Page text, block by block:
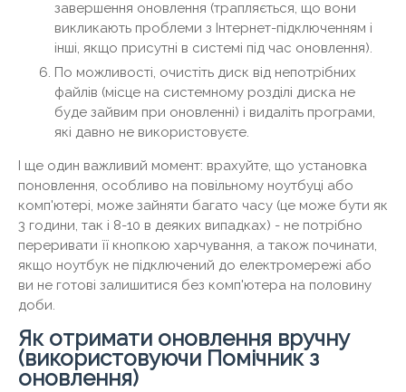
завершення оновлення (трапляється, що вони
викликають проблеми з Інтернет-підключенням і
інші, якщо присутні в системі під час оновлення).
По можливості, очистіть диск від непотрібних
файлів (місце на системному розділі диска не
буде зайвим при оновленні) і видаліть програми,
які давно не використовуєте.
І ще один важливий момент: врахуйте, що установка
поновлення, особливо на повільному ноутбуці або
комп'ютері, може зайняти багато часу (це може бути як
3 години, так і 8-10 в деяких випадках) - не потрібно
переривати її кнопкою харчування, а також починати,
якщо ноутбук не підключений до електромережі або
ви не готові залишитися без комп'ютера на половину
доби.
Як отримати оновлення вручну
(використовуючи Помічник з
оновлення)